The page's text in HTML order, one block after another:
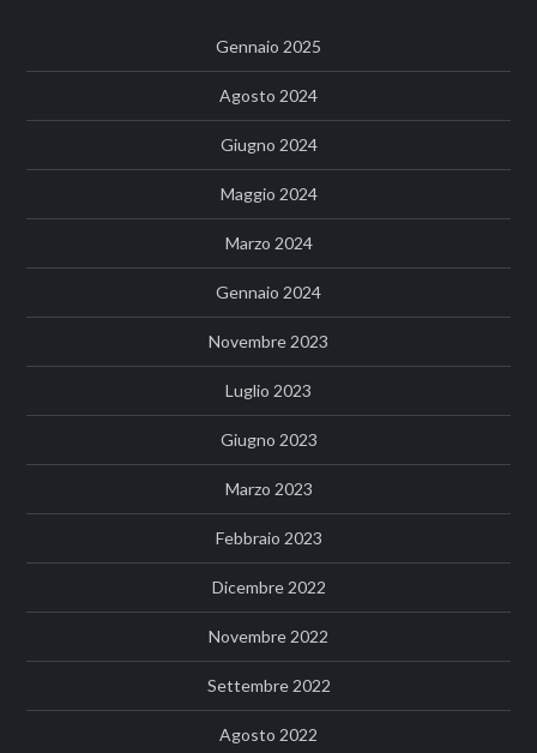
Gennaio 2025
Agosto 2024
Giugno 2024
Maggio 2024
Marzo 2024
Gennaio 2024
Novembre 2023
Luglio 2023
Giugno 2023
Marzo 2023
Febbraio 2023
Dicembre 2022
Novembre 2022
Settembre 2022
Agosto 2022